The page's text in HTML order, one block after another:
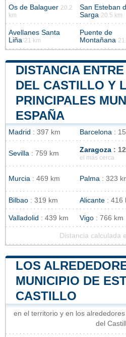
Os de Balaguer 20.2
km
San Esteban
Sarga 20.5 km
Avellanes Santa
Liña 21 km
Puente de
Montañana
DISTANCIA
DEL CASTILLO Y
PRINCIPALES
ESPAÑA
Madrid : 397 km Barcelona :
Sevilla : 759 km Zaragoza :
el más cerca
Murcia : 469 km Palma : 323
Bilbao : 319 km Alicante : 416
Valladolid : 439 km Vigo : 766 km
Distancia calculada
LOS
MUNICIPIO DE
CASTILLO
en el territorio y en los
del